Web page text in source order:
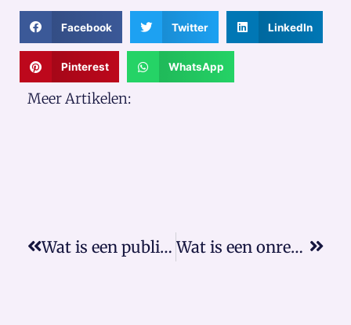
Facebook Twitter LinkedIn
Pinterest WhatsApp
Meer Artikelen:
Wat is een publiekrechtelijke rechtshandeling? Wat is een onrechtmatige daad?